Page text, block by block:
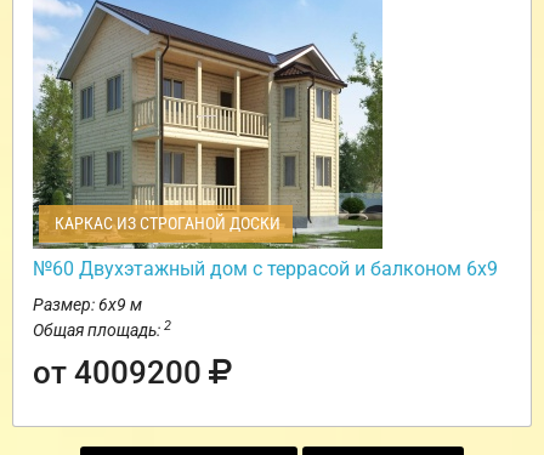
КАРКАС ИЗ СТРОГАНОЙ ДОСКИ
№60 Двухэтажный дом с террасой и балконом 6х9
Размер: 6х9 м
Общая площадь: 2
от 4009200